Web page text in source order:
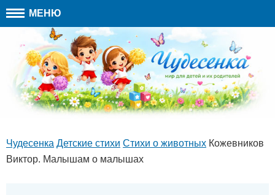
МЕНЮ
Чудесенка Детские стихи Стихи о животных Кожевников
Виктор. Малышам о малышах